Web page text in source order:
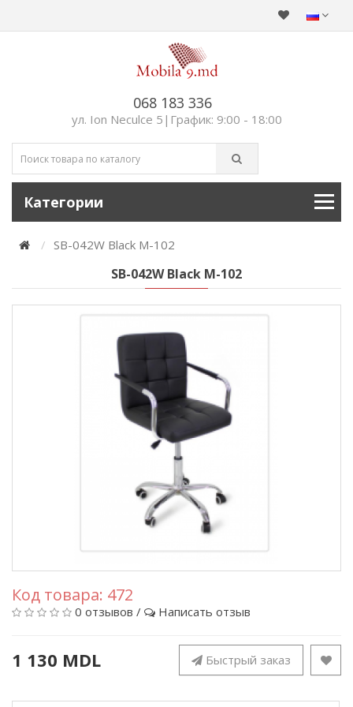
068 183 336
ул. Ion Neculce 5|График: 9:00 - 18:00
Категории
SB-042W Black M-102
SB-042W Black M-102
Код товара: 472
0 отзывов / Написать отзыв
1 130 MDL Быстрый заказ